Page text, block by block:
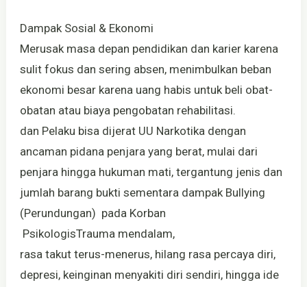
Dampak Sosial & Ekonomi
Merusak masa depan pendidikan dan karier karena
sulit fokus dan sering absen, menimbulkan beban
ekonomi besar karena uang habis untuk beli obat-
obatan atau biaya pengobatan rehabilitasi.
dan Pelaku bisa dijerat UU Narkotika dengan
ancaman pidana penjara yang berat, mulai dari
penjara hingga hukuman mati, tergantung jenis dan
jumlah barang bukti sementara dampak Bullying
(Perundungan) pada Korban
PsikologisTrauma mendalam,
rasa takut terus-menerus, hilang rasa percaya diri,
depresi, keinginan menyakiti diri sendiri, hingga ide